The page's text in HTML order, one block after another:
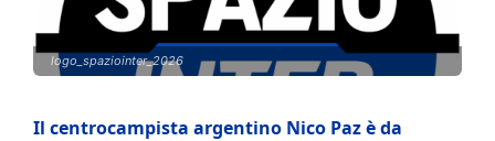
logo_spaziointer_2026
Il centrocampista argentino Nico Paz è da